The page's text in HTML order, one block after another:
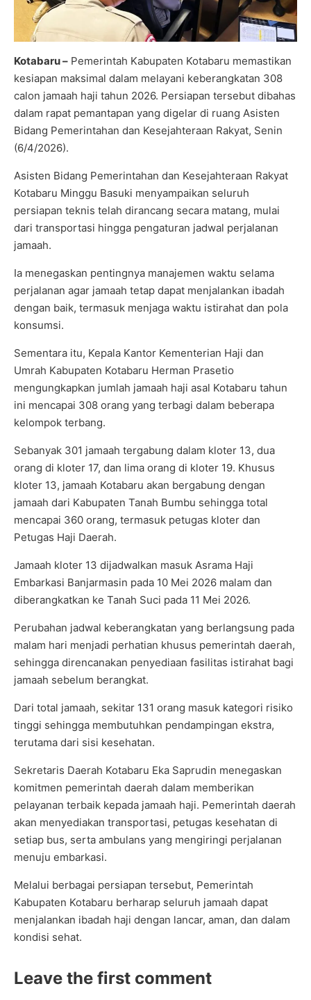
Kotabaru – Pemerintah Kabupaten Kotabaru memastikan
kesiapan maksimal dalam melayani keberangkatan 308
calon jamaah haji tahun 2026. Persiapan tersebut dibahas
dalam rapat pemantapan yang digelar di ruang Asisten
Bidang Pemerintahan dan Kesejahteraan Rakyat, Senin
(6/4/2026).
Asisten Bidang Pemerintahan dan Kesejahteraan Rakyat
Kotabaru Minggu Basuki menyampaikan seluruh
persiapan teknis telah dirancang secara matang, mulai
dari transportasi hingga pengaturan jadwal perjalanan
jamaah.
Ia menegaskan pentingnya manajemen waktu selama
perjalanan agar jamaah tetap dapat menjalankan ibadah
dengan baik, termasuk menjaga waktu istirahat dan pola
konsumsi.
Sementara itu, Kepala Kantor Kementerian Haji dan
Umrah Kabupaten Kotabaru Herman Prasetio
mengungkapkan jumlah jamaah haji asal Kotabaru tahun
ini mencapai 308 orang yang terbagi dalam beberapa
kelompok terbang.
Sebanyak 301 jamaah tergabung dalam kloter 13, dua
orang di kloter 17, dan lima orang di kloter 19. Khusus
kloter 13, jamaah Kotabaru akan bergabung dengan
jamaah dari Kabupaten Tanah Bumbu sehingga total
mencapai 360 orang, termasuk petugas kloter dan
Petugas Haji Daerah.
Jamaah kloter 13 dijadwalkan masuk Asrama Haji
Embarkasi Banjarmasin pada 10 Mei 2026 malam dan
diberangkatkan ke Tanah Suci pada 11 Mei 2026.
Perubahan jadwal keberangkatan yang berlangsung pada
malam hari menjadi perhatian khusus pemerintah daerah,
sehingga direncanakan penyediaan fasilitas istirahat bagi
jamaah sebelum berangkat.
Dari total jamaah, sekitar 131 orang masuk kategori risiko
tinggi sehingga membutuhkan pendampingan ekstra,
terutama dari sisi kesehatan.
Sekretaris Daerah Kotabaru Eka Saprudin menegaskan
komitmen pemerintah daerah dalam memberikan
pelayanan terbaik kepada jamaah haji. Pemerintah daerah
akan menyediakan transportasi, petugas kesehatan di
setiap bus, serta ambulans yang mengiringi perjalanan
menuju embarkasi.
Melalui berbagai persiapan tersebut, Pemerintah
Kabupaten Kotabaru berharap seluruh jamaah dapat
menjalankan ibadah haji dengan lancar, aman, dan dalam
kondisi sehat.
Leave the first comment